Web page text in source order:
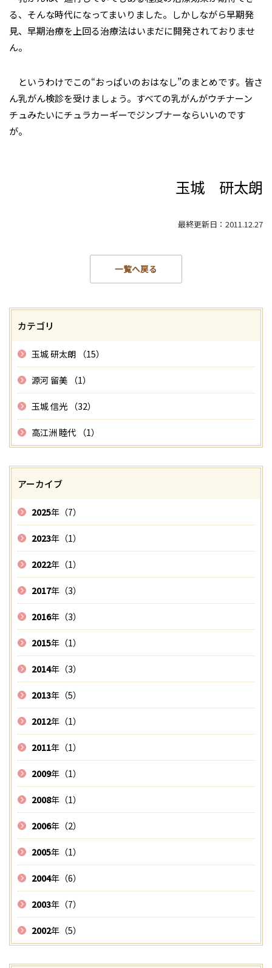
る、そんな時代になってまいりました。しかしながら早期発
見、早期治療を上回る治療法はいまだに開発されておりませ
ん。
というわけでこの“おっぱいのおはなし”のまとめです。皆さ
ん乳がん検診を受けましょう。すべての乳がんがウチナーン
チュみたいにチュラカーギーでジンブナーならいいのです
が。
玉城 研太朗
最終更新日：2011.12.27
一覧へ戻る
カテゴリ
玉城 研太朗 （15）
源河 留美 （1）
玉城 信光 （32）
高江洲 睦代 （1）
アーカイブ
2025年（7）
2023年（1）
2022年（1）
2017年（3）
2016年（3）
2015年（1）
2014年（3）
2013年（5）
2012年（1）
2011年（1）
2009年（1）
2008年（1）
2006年（2）
2005年（1）
2004年（6）
2003年（7）
2002年（5）